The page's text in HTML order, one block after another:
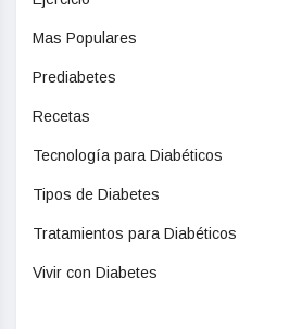
Mas Populares
Prediabetes
Recetas
Tecnología para Diabéticos
Tipos de Diabetes
Tratamientos para Diabéticos
Vivir con Diabetes